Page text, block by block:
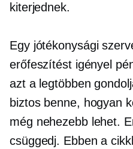
kiterjednek.
Egy jótékonysági
erőfeszítést igényel
azt a legtöbben
biztos benne, hogyan
még nehezebb lehet.
csüggedj. Ebben a